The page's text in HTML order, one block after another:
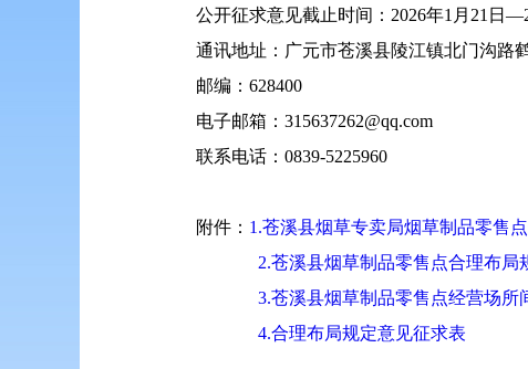
公开征求意见截止时间：2026年1月21日
通讯地址：广元市苍溪县陵江镇北门沟路
邮编：628400
电子邮箱：315637262@qq.com
联系电话：0839-5225960
附件： 1.苍溪县烟草专卖局烟草制品零售
2.苍溪县烟草制品零售点合理布局
3.苍溪县烟草制品零售点经营场所
4.合理布局规定意见征求表